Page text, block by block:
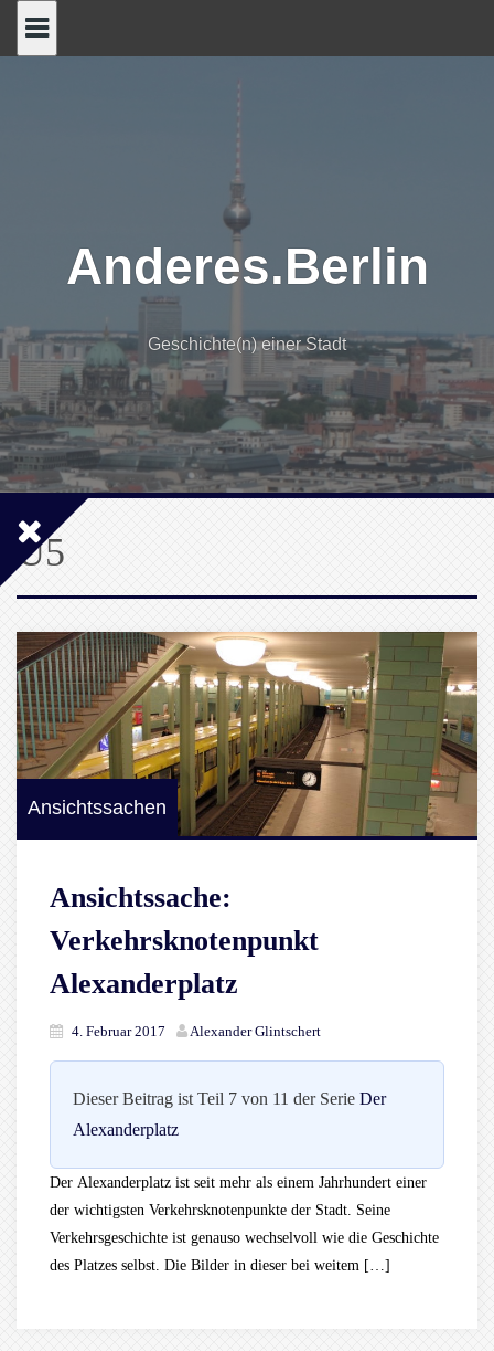
Anderes.Berlin
Geschichte(n) einer Stadt
U5
Ansichtssachen
Ansichtssache:
Verkehrsknotenpunkt
Alexanderplatz
4. Februar 2017 Alexander Glintschert
Dieser Beitrag ist Teil 7 von 11 der Serie Der
Alexanderplatz
Der Alexanderplatz ist seit mehr als einem Jahrhundert einer
der wichtigsten Verkehrsknotenpunkte der Stadt. Seine
Verkehrsgeschichte ist genauso wechselvoll wie die Geschichte
des Platzes selbst. Die Bilder in dieser bei weitem […]